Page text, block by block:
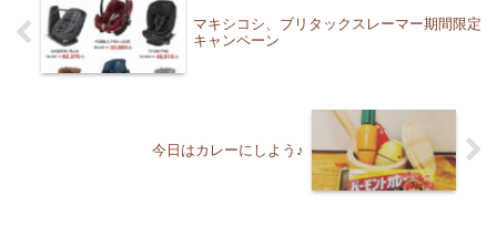
マキシコシ、ブリタックスレーマー期間限定
キャンペーン
今日はカレーにしよう♪